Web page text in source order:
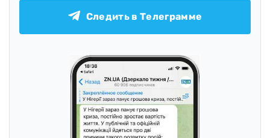
Следить в Телеграмме